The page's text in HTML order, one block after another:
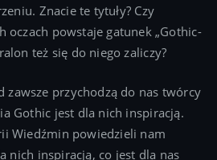
Znacie te tytuły? Czy
oczach powstaje gatunek „Gothic-
też się do niego zaliczy?
zawsze przychodzą do nas twórcy
Gothic jest dla nich inspiracją.
Wiedźmin powiedzieli nam
nich inspiracją, co jest dla nas